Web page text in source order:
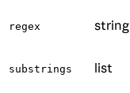
regex string
substrings list